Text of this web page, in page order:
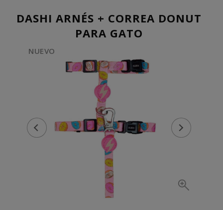
DASHI ARNÉS + CORREA DONUT
PARA GATO
NUEVO